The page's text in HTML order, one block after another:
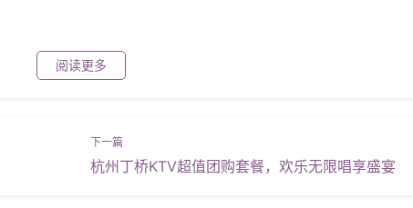
阅读更多
杭州丁桥KTV超值团购套餐，欢乐无限唱享盛宴